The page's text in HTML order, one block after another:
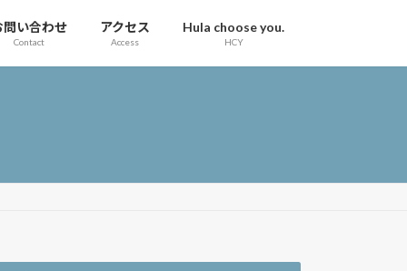
問い合わせ
Contact
アクセス
Access
Hula choose you.
HCY